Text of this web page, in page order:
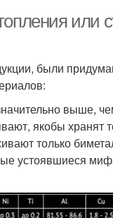
или
были
выше,
якобы хранят
только
устоявшиеся